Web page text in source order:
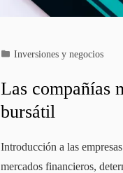
Inversiones y negocios
Las compañías
bursátil
Introducción a las
mercados financieros,